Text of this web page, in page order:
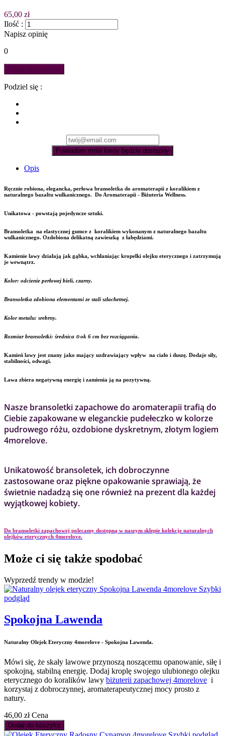
65,00 zł
Ilość :
Napisz opinię
0
Dodaj do koszyka
Podziel się :
Powiadom mnie kiedy będzie dostępny
Opis
Ręcznie robiona, elegancka, perłowa bransoletka do aromaterapii z koralikiem z
naturalnego bazaltu wulkanicznego. Do Aromaterapii - Biżuteria Wellness.
Unikatowa - powstają pojedyncze sztuki.
Bransoletka na elastycznej gumce z koralikiem wykonanym z naturalnego bazaltu
wulkanicznego. Ozdobiona delikatną zawieszką z łabędziami.
Kamienie lawy działają jak gąbka, wchłaniając kropelki olejku eterycznego i zatrzymują
je wewnątrz.
Kolor: odcienie perłowej bieli, czarny.
Bransoletka zdobiona elementami ze stali szlachetnej.
Kolor metalu: srebrny.
Rozmiar bransoletki: średnica ⍉ ok 6 cm bez rozciągania.
Kamień lawy jest znany jako mający uzdrawiający wpływ na ciało i duszę. Dodaje siły,
stabilności, odwagi.
Lawa zbiera negatywną energię i zamienia ją na pozytywną.
Nasze bransoletki zapachowe do aromaterapii trafią do
Ciebie zapakowane w eleganckie pudełeczko w kolorze
pudrowego różu, ozdobione dyskretnym, złotym logiem
4morelove.
Unikatowość bransoletek, ich dobroczynne
zastosowane oraz piękne opakowanie sprawiają, że
świetnie nadadzą się one również na prezent dla każdej
wyjątkowej kobiety.
Do bransoletki zapachowej polecamy dostępną w naszym sklepie kolekcje naturalnych
olejków eterycznych 4morelove.
Może ci się także spodobać
Wyprzedź trendy w modzie!
Szybki
podgląd
Spokojna Lawenda
Naturalny Olejek Eteryczny 4morelove - Spokojna Lawenda.
Mówi się, że skały lawowe przynoszą noszącemu opanowanie, siłę i
spokojną, stabilną energię. Dodaj kroplę swojego ulubionego olejku
eterycznego do koralików lawy biżuterii zapachowej 4morelove i
korzystaj z dobroczynnej, aromaterapeutycznej mocy prosto z
natury.
46,00 zł Cena
Dodaj do koszyka